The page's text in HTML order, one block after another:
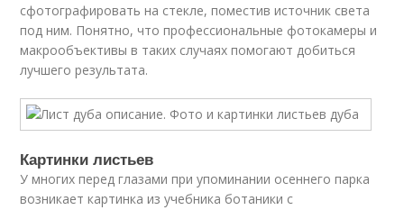
сфотографировать на стекле, поместив источник света
под ним. Понятно, что профессиональные фотокамеры и
макрообъективы в таких случаях помогают добиться
лучшего результата.
Картинки листьев
У многих перед глазами при упоминании осеннего парка
возникает картинка из учебника ботаники с